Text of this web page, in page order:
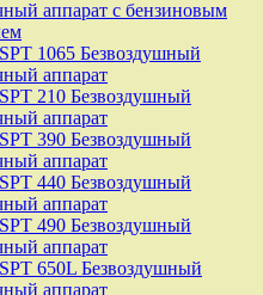
аппарат с бензиновым
1065 Безвоздушный
аппарат
210 Безвоздушный
аппарат
390 Безвоздушный
аппарат
440 Безвоздушный
аппарат
490 Безвоздушный
аппарат
650L Безвоздушный
аппарат